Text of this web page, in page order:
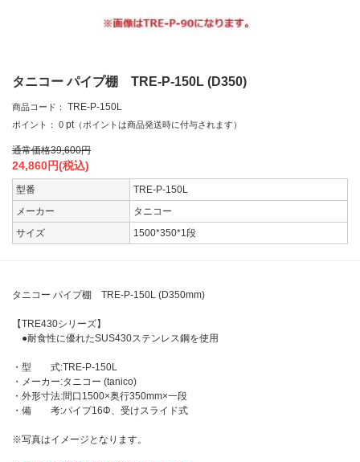
タニコー パイプ棚 TRE-P-150L (D350)
商品コード： TRE-P-150L
ポイント： 0 pt （ポイントは商品発送時に付与されます）
通常価格39,600円
24,860円(税込)
型番
TRE-P-150L
メーカー
タニコー
サイズ
1500*350*1段
タニコー パイプ棚 TRE-P-150L (D350mm)
【TRE430シリーズ】
●耐食性に優れたSUS430ステンレス鋼を使用
・型 式:TRE-P-150L
・メーカー:タニコー (tanico)
・外形寸法:間口1500×奥行350mm×一段
・備 考:パイプ16Φ、受けスライド式
※写真はイメージとなります。